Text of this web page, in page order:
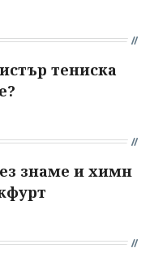
тениска
знаме и химн